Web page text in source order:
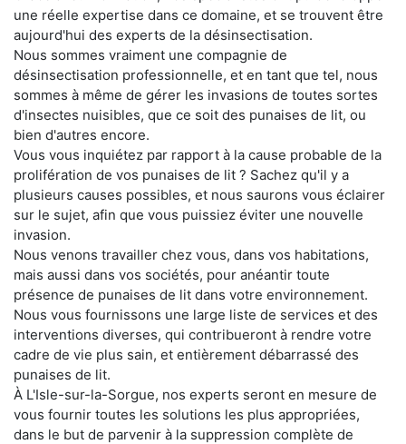
une réelle expertise dans ce domaine, et se trouvent être
aujourd'hui des experts de la désinsectisation.
Nous sommes vraiment une compagnie de
désinsectisation professionnelle, et en tant que tel, nous
sommes à même de gérer les invasions de toutes sortes
d'insectes nuisibles, que ce soit des punaises de lit, ou
bien d'autres encore.
Vous vous inquiétez par rapport à la cause probable de la
prolifération de vos punaises de lit ? Sachez qu'il y a
plusieurs causes possibles, et nous saurons vous éclairer
sur le sujet, afin que vous puissiez éviter une nouvelle
invasion.
Nous venons travailler chez vous, dans vos habitations,
mais aussi dans vos sociétés, pour anéantir toute
présence de punaises de lit dans votre environnement.
Nous vous fournissons une large liste de services et des
interventions diverses, qui contribueront à rendre votre
cadre de vie plus sain, et entièrement débarrassé des
punaises de lit.
À L'Isle-sur-la-Sorgue, nos experts seront en mesure de
vous fournir toutes les solutions les plus appropriées,
dans le but de parvenir à la suppression complète de